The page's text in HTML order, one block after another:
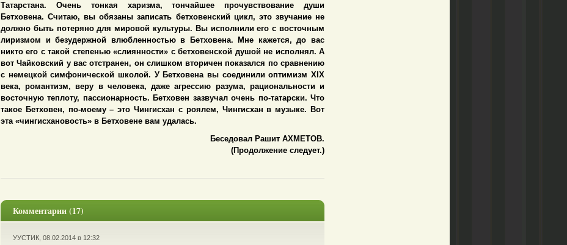
Татарстана. Очень тонкая харизма, тончайшее прочувствование души
Бетховена. Считаю, вы обязаны записать бетховенский цикл, это звучание не
должно быть потеряно для мировой культуры. Вы исполнили его с восточным
лиризмом и безудержной влюбленностью в Бетховена. Мне кажется, до вас
никто его с такой степенью «слиянности» с бетховенской душой не исполнял. А
вот Чайковский у вас отстранен, он слишком вторичен показался по сравнению
с немецкой симфонической школой. У Бетховена вы соединили оптимизм XIX
века, романтизм, веру в человека, даже агрессию разума, рациональности и
восточную теплоту, пассионарность. Бетховен зазвучал очень по-татарски. Что
такое Бетховен, по-моему – это Чингисхан с роялем, Чингисхан в музыке. Вот
эта «чингисхановость» в Бетховене вам удалась.
Беседовал Рашит АХМЕТОВ.
(Продолжение следует.)
Комментарии (17)
УУСТИК, 08.02.2014 в 12:32